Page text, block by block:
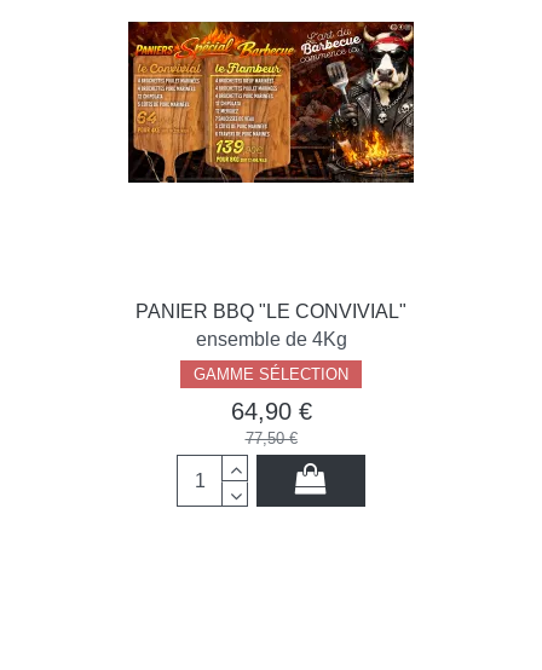
PANIER BBQ "LE CONVIVIAL"
ensemble de 4Kg
GAMME SÉLECTION
64,90 €
77,50 €